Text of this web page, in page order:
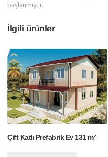
başlanmıştır.
İlgili ürünler
Çift Katlı Prefabrik Ev 131 m²